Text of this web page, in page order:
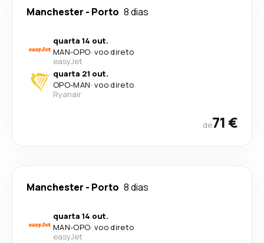
Manchester - Porto 8 dias
quarta 14 out.
MAN-OPO· voo direto
easyJet
quarta 21 out.
OPO-MAN· voo direto
Ryanair
de71 €
Manchester - Porto 8 dias
quarta 14 out.
MAN-OPO· voo direto
easyJet